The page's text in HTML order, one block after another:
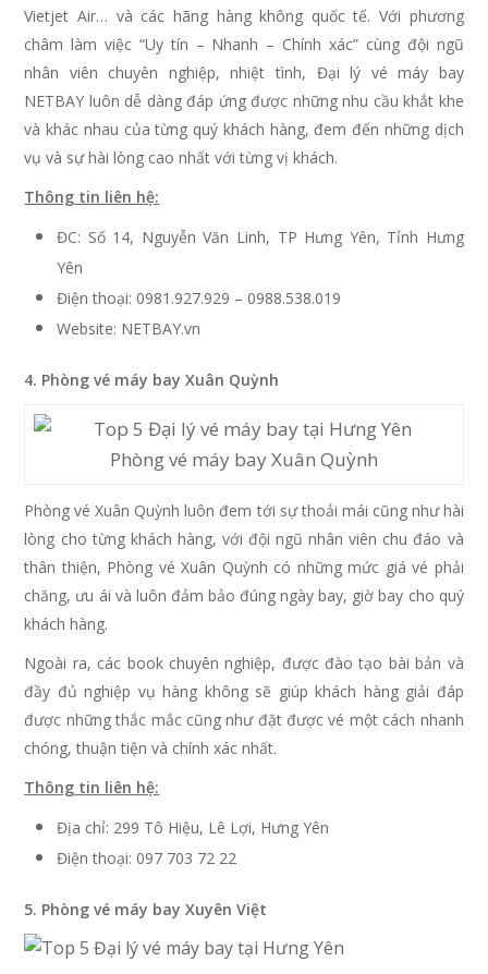
Vietjet Air… và các hãng hàng không quốc tế. Với phương
châm làm việc “Uy tín – Nhanh – Chính xác” cùng đội ngũ
nhân viên chuyên nghiệp, nhiệt tình, Đại lý vé máy bay
NETBAY luôn dễ dàng đáp ứng được những nhu cầu khắt khe
và khác nhau của từng quý khách hàng, đem đến những dịch
vụ và sự hài lòng cao nhất với từng vị khách.
Thông tin liên hệ:
ĐC: Số 14, Nguyễn Văn Linh, TP Hưng Yên, Tỉnh Hưng
Yên
Điện thoại: 0981.927.929 – 0988.538.019
Website: NETBAY.vn
4. Phòng vé máy bay Xuân Quỳnh
Phòng vé máy bay Xuân Quỳnh
Phòng vé Xuân Quỳnh luôn đem tới sự thoải mái cũng như hài
lòng cho từng khách hàng, với đội ngũ nhân viên chu đáo và
thân thiện, Phòng vé Xuân Quỳnh có những mức giá vé phải
chăng, ưu ái và luôn đảm bảo đúng ngày bay, giờ bay cho quý
khách hàng.
Ngoài ra, các book chuyên nghiệp, được đào tạo bài bản và
đầy đủ nghiệp vụ hàng không sẽ giúp khách hàng giải đáp
được những thắc mắc cũng như đặt được vé một cách nhanh
chóng, thuận tiện và chính xác nhất.
Thông tin liên hệ:
Địa chỉ: 299 Tô Hiệu, Lê Lợi, Hưng Yên
Điện thoại: 097 703 72 22
5. Phòng vé máy bay Xuyên Việt